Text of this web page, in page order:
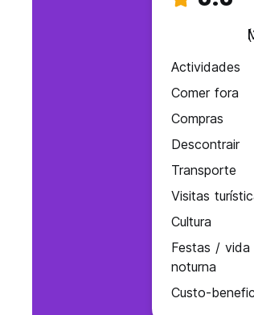
Actividades
Comer fora
Compras
Descontrair
Transporte
Visitas
Cultura
Festas / vida
noturna
Custo-